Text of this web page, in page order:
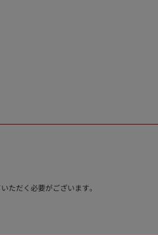
ただく必要がございます。